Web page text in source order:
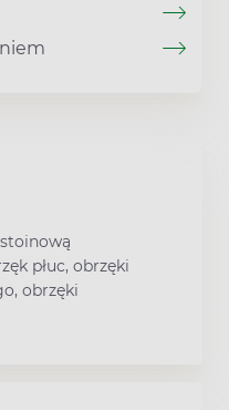
płuc, obrzęki
obrzęki